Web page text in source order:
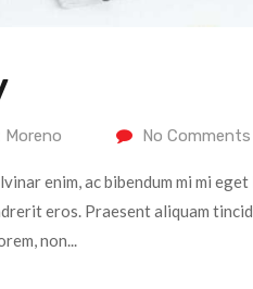
Moreno No Comments
enim, ac bibendum mi mi
eros. Praesent aliquam
non...